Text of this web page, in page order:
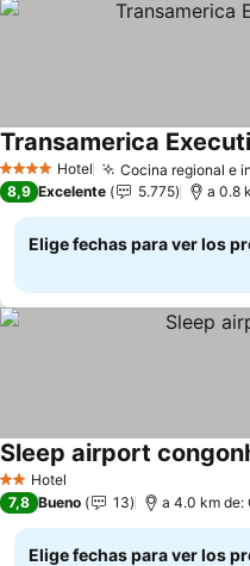
4 EstrellasHotel Cocina regional e
Transamerica
8,9 Excelente 5.775 a 0.8
Elige fechas para ver los
2 Estrellas
Hotel
Sleep airport
7,8 Bueno 13 a 4.0 km de:
Elige fechas para ver los